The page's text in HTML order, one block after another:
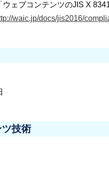
ェブコンテンツのJIS X
waic.jp/docs/jis2016/
技術